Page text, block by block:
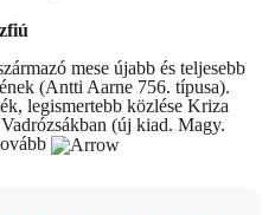
mese újabb és teljesebb
(Antti Aarne 756. típusa).
legismertebb közlése Kriza
(új kiad. Magy.